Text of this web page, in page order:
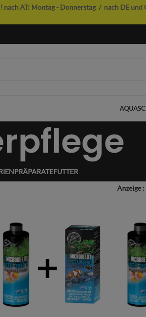
nach AT: Montag - Donnerstag / nach DE
FUTTER
Anzeige